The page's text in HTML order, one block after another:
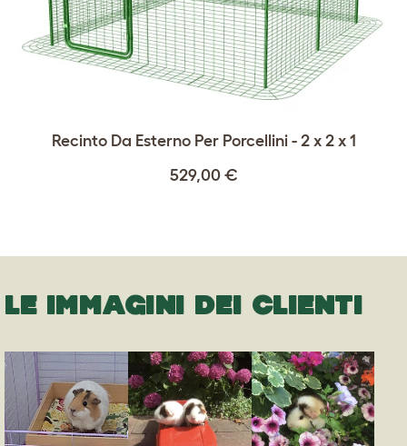
Recinto Da Esterno Per Porcellini - 2 x 2 x 1
529,00 €
LE IMMAGINI DEI CLIENTI